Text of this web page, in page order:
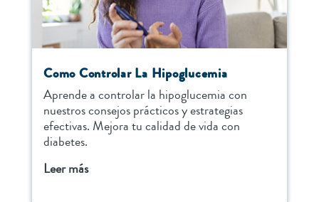
Como Controlar La Hipoglucemia
Aprende a controlar la hipoglucemia con
nuestros consejos prácticos y estrategias
efectivas. Mejora tu calidad de vida con
diabetes.
Leer más